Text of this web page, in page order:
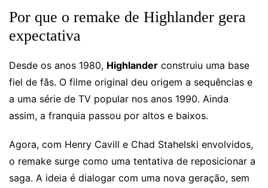
Por que o remake de Highlander gera
expectativa
Desde os anos 1980, Highlander construiu uma base
fiel de fãs. O filme original deu origem a sequências e
a uma série de TV popular nos anos 1990. Ainda
assim, a franquia passou por altos e baixos.
Agora, com Henry Cavill e Chad Stahelski envolvidos,
o remake surge como uma tentativa de reposicionar a
saga. A ideia é dialogar com uma nova geração, sem